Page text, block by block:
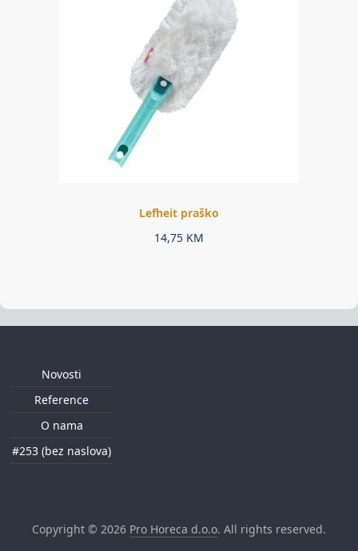
Lefheit praško
14,75 KM
Novosti
Reference
O nama
#253 (bez naslova)
Copyright © 2026 Pro Horeca d.o.o. All rights reserved.